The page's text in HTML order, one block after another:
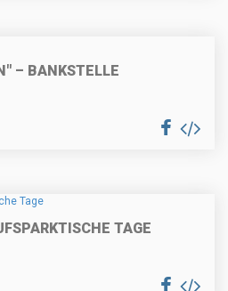
– BANKSTELLE
TAGE